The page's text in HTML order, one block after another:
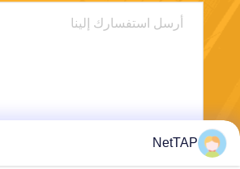
NetTAP